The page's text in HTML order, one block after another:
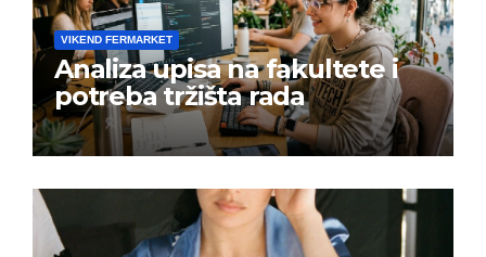
VIKEND FERMARKET
Analiza upisa na fakultete i
potreba tržišta rada